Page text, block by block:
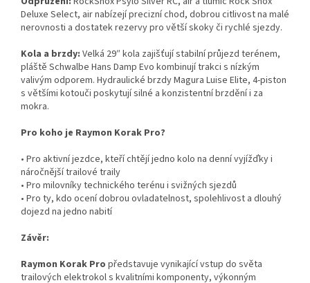
Deluxe Select, air nabízejí precizní chod, dobrou citlivost na malé
nerovnosti a dostatek rezervy pro větší skoky či rychlé sjezdy.
Kola a brzdy: Velká 29″ kola zajišťují stabilní průjezd terénem,
pláště Schwalbe Hans Damp Evo kombinují trakci s nízkým
valivým odporem. Hydraulické brzdy Magura Luise Elite, 4-piston
s většími kotouči poskytují silné a konzistentní brzdění i za
mokra.
Pro koho je Raymon Korak Pro?
• Pro aktivní jezdce, kteří chtějí jedno kolo na denní vyjížďky i
náročnější trailové traily
• Pro milovníky technického terénu i svižných sjezdů
• Pro ty, kdo ocení dobrou ovladatelnost, spolehlivost a dlouhý
dojezd na jedno nabití
Závěr:
Raymon Korak Pro představuje vynikající vstup do světa
trailových elektrokol s kvalitními komponenty, výkonným